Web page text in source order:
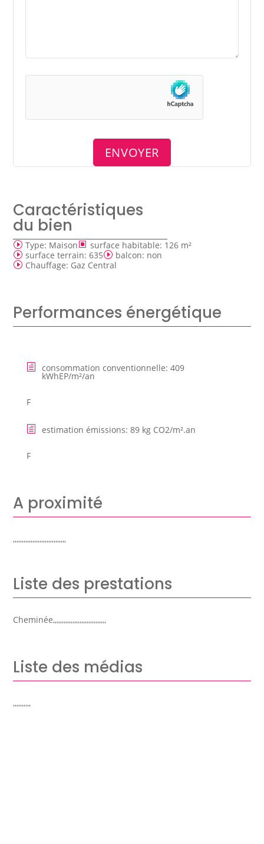
Caractéristiques
du bien
Type: Maison surface habitable: 126 m²
surface terrain:635 balcon: non
Chauffage: Gaz Central
Performances énergétique
consommation conventionnelle: 409
kWhEP/m²/an
F
estimation émissions: 89 kg CO2/m².an
F
A proximité
,,,,,,,,,,,,,,,,,,,,,,,,,,,,,,
Liste des prestations
Cheminée,,,,,,,,,,,,,,,,,,,,,,,,,,,,,,
Liste des médias
,,,,,,,,,,